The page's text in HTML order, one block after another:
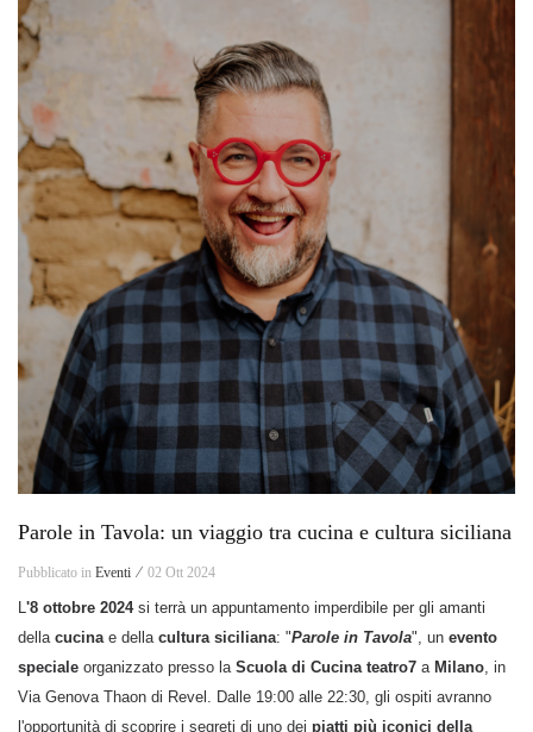
Parole in Tavola: un viaggio tra cucina e cultura siciliana
Pubblicato in Eventi ⁄ 02 Ott 2024
'8 ottobre 2024si terrà un appuntamento imperdibile per gli amanti
della cucina e della cultura siciliana: "Parole in Tavola", un evento
speciale organizzato presso la Scuola di Cucina teatro7 a Milano , in
Via Genova Thaon di Revel. Dalle 19:00 alle 22:30, gli ospiti avranno
l'opportunità di scoprire i segreti di uno dei piatti più iconici della